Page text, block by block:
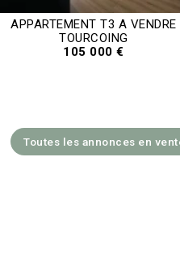
APPARTEMENT T3 A VENDRE
TOURCOING
105 000 €
Toutes les annonces en